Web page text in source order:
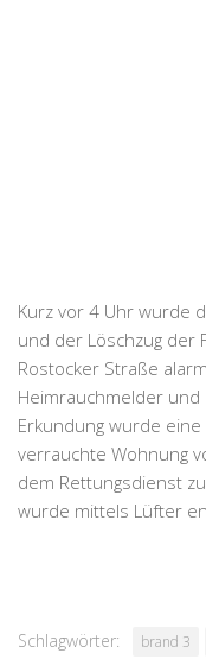
Kurz vor 4 Uhr wurde
und der Löschzug der
Rostocker Straße
Heimrauchmelder und
Erkundung wurde
verrauchte Wohnung
dem Rettungsdienst
wurde mittels Lüfter
Schlagwörter: brand 3